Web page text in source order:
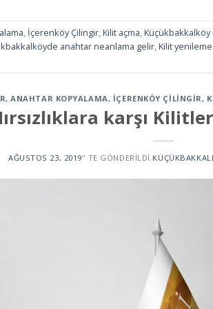
, İçerenköy Çilingir,Kilit açma,Küçükbakkalköy
kbakkalköyde anahtar neanlama gelir,Kilit
,ANAHTAR KOPYALAMA, İÇERENKÖY ÇILINGIR,
karşı
AĞUSTOS 23, 2019’' TE GÖNDERILDI